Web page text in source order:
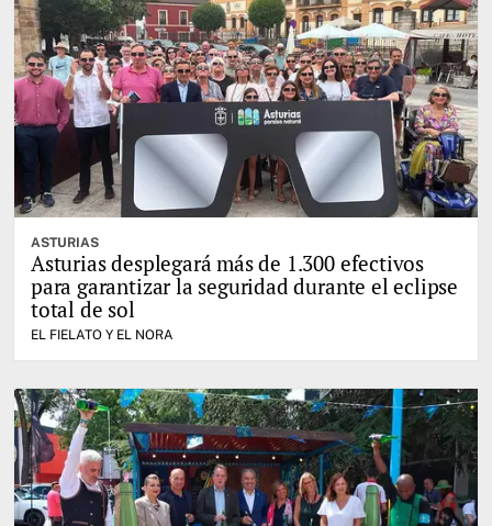
ASTURIAS
Asturias desplegará más de 1.300 efectivos
para garantizar la seguridad durante el eclipse
total de sol
EL FIELATO Y EL NORA